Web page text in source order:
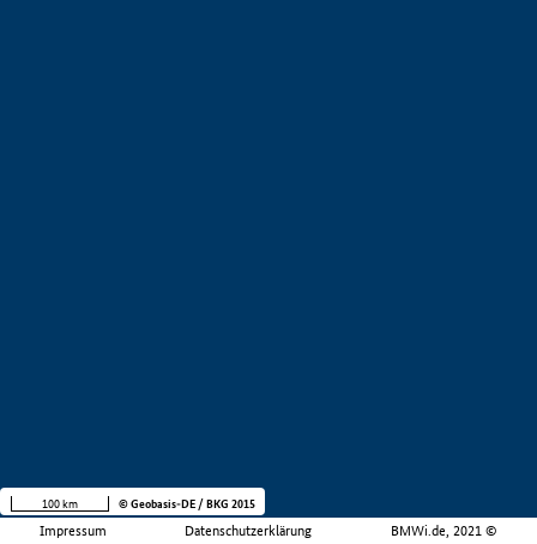
Impressum Datenschutzerklärung BMWi.de, 2021 ©
100 km © Geobasis-DE / BKG 2015